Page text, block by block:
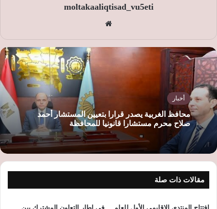
moltakaaliqtisad_vu5eti
الوي
أخبار
محافظ الغربية يصدر قرارا بتعيين المستشار أحمد
صلاح محرم مستشارا قانونيا للمحافظة
مقالات ذات صلة